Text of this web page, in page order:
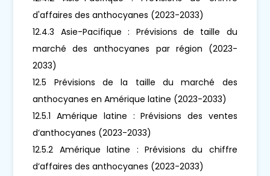
d'affaires des anthocyanes (2023-2033)
12.4.3 Asie-Pacifique : Prévisions de taille du
marché des anthocyanes par région (2023-
2033)
12.5 Prévisions de la taille du marché des
anthocyanes en Amérique latine (2023-2033)
12.5.1 Amérique latine : Prévisions des ventes
d’anthocyanes (2023-2033)
12.5.2 Amérique latine : Prévisions du chiffre
d’affaires des anthocyanes (2023-2033)